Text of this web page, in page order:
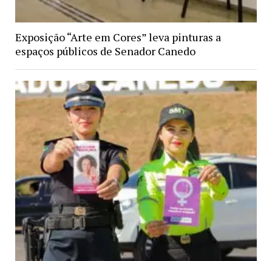
Exposição “Arte em Cores” leva pinturas a
espaços públicos de Senador Canedo